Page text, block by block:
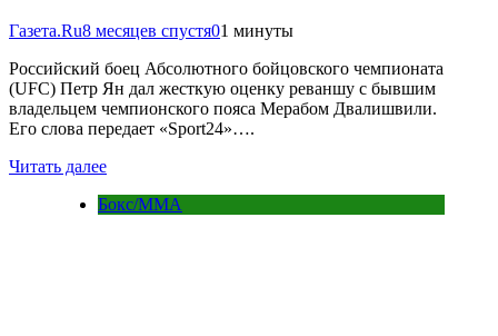
Газета.Ru8 месяцев спустя01 минуты
Российский боец Абсолютного бойцовского чемпионата
(UFC) Петр Ян дал жесткую оценку реваншу с бывшим
владельцем чемпионского пояса Мерабом Двалишвили.
Его слова передает «Sport24»….
Читать далее
Бокс/MMA